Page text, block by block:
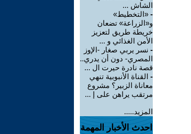
الشاش ...
- «التخطيط»
و«الزراعة» تضعان
خريطة طريق لتعزيز
الأمن الغذائي و ...
- نسر يربي صغار -الإوز
المصري- دون أن يدري..
قصة نادرة حيرت ال ...
- القناة الأنبوبية تنهي
معاناة الزبير؟ مشروع
مرتقب يراهن على إ ...
المزيد.....
احدث الأخبار المهمة